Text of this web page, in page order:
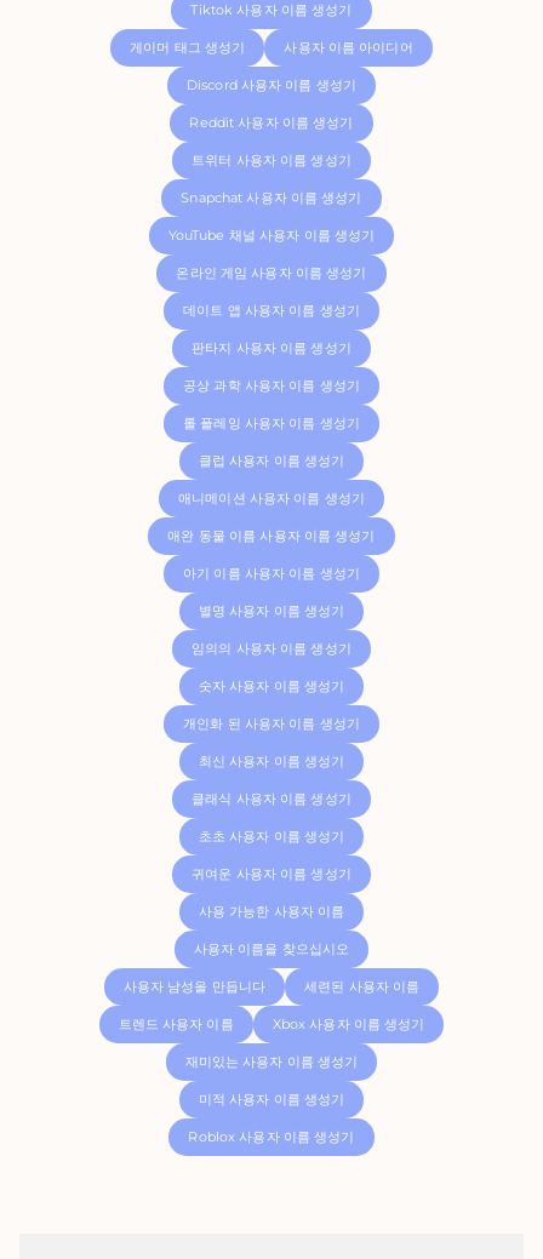
Tiktok 사용자 이름 생성기
게이머 태그 생성기 사용자 이름 아이디어
Discord 사용자 이름 생성기
Reddit 사용자 이름 생성기
트위터 사용자 이름 생성기
Snapchat 사용자 이름 생성기
YouTube 채널 사용자 이름 생성기
온라인 게임 사용자 이름 생성기
데이트 앱 사용자 이름 생성기
판타지 사용자 이름 생성기
공상 과학 사용자 이름 생성기
롤 플레잉 사용자 이름 생성기
클럽 사용자 이름 생성기
애니메이션 사용자 이름 생성기
애완 동물 이름 사용자 이름 생성기
아기 이름 사용자 이름 생성기
별명 사용자 이름 생성기
임의의 사용자 이름 생성기
숫자 사용자 이름 생성기
개인화 된 사용자 이름 생성기
최신 사용자 이름 생성기
클래식 사용자 이름 생성기
초초 사용자 이름 생성기
귀여운 사용자 이름 생성기
사용 가능한 사용자 이름
사용자 이름을 찾으십시오
사용자 남성을 만듭니다 세련된 사용자 이름
트렌드 사용자 이름 Xbox 사용자 이름 생성기
재미있는 사용자 이름 생성기
미적 사용자 이름 생성기
Roblox 사용자 이름 생성기